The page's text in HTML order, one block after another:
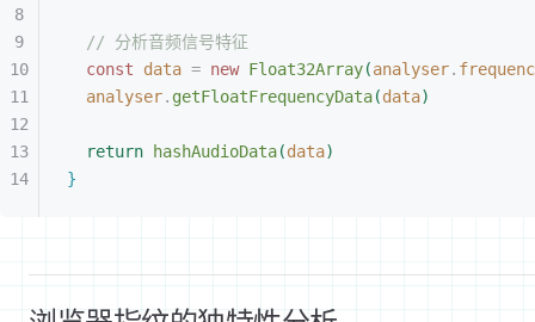
// 分析音频信号特征
const data = new Float32Array(analyser.
analyser. getFloatFrequencyData(data)
return hashAudioData(data)
}